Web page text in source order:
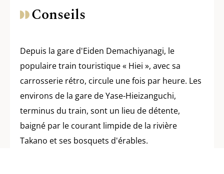
Conseils
Depuis la gare d'Eiden Demachiyanagi, le
populaire train touristique « Hiei », avec sa
carrosserie rétro, circule une fois par heure. Les
environs de la gare de Yase-Hieizanguchi,
terminus du train, sont un lieu de détente,
baigné par le courant limpide de la rivière
Takano et ses bosquets d'érables.